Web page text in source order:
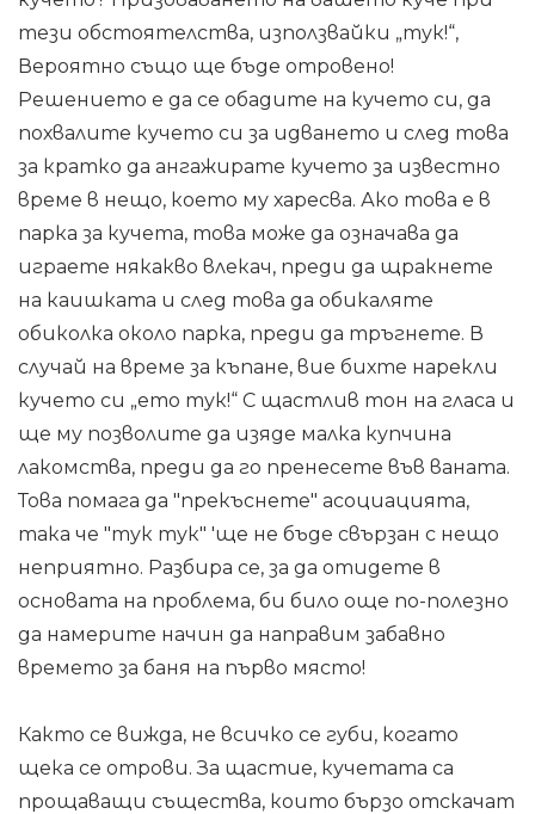
тези обстоятелства, използвайки „тук!“,
Вероятно също ще бъде отровено!
Решението е да се обадите на кучето си, да
похвалите кучето си за идването и след това
за кратко да ангажирате кучето за известно
време в нещо, което му харесва. Ако това е в
парка за кучета, това може да означава да
играете някакво влекач, преди да щракнете
на каишката и след това да обикаляте
обиколка около парка, преди да тръгнете. В
случай на време за къпане, вие бихте нарекли
кучето си „ето тук!“ С щастлив тон на гласа и
ще му позволите да изяде малка купчина
лакомства, преди да го пренесете във ваната.
Това помага да "прекъснете" асоциацията,
така че "тук тук" 'ще не бъде свързан с нещо
неприятно. Разбира се, за да отидете в
основата на проблема, би било още по-полезно
да намерите начин да направим забавно
времето за баня на първо място!
Както се вижда, не всичко се губи, когато
щека се отрови. За щастие, кучетата са
прощаващи същества, които бързо отскачат